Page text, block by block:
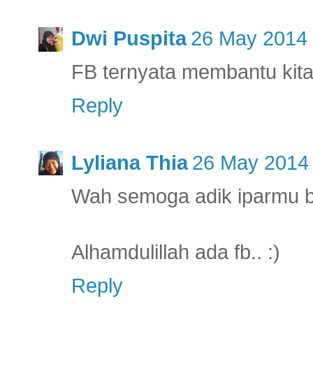
Dwi Puspita 26 May 2014
FB ternyata membantu
Reply
Lyliana Thia 26 May
Wah semoga adik iparmu
Alhamdulillah ada fb.. :)
Reply